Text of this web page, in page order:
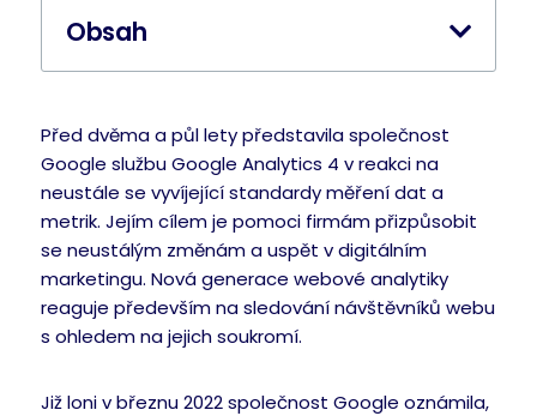
Obsah
Před dvěma a půl lety představila společnost
Google službu Google Analytics 4 v reakci na
neustále se vyvíjející standardy měření dat a
metrik. Jejím cílem je pomoci firmám přizpůsobit
se neustálým změnám a uspět v digitálním
marketingu. Nová generace webové analytiky
reaguje především na sledování návštěvníků webu
s ohledem na jejich soukromí.
Již loni v březnu 2022 společnost Google oznámila,